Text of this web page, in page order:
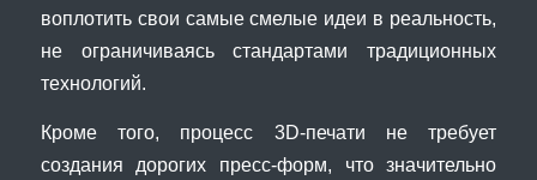
воплотить свои самые смелые идеи в реальность,
не ограничиваясь стандартами традиционных
технологий.
Кроме того, процесс 3D-печати не требует
создания дорогих пресс-форм, что значительно